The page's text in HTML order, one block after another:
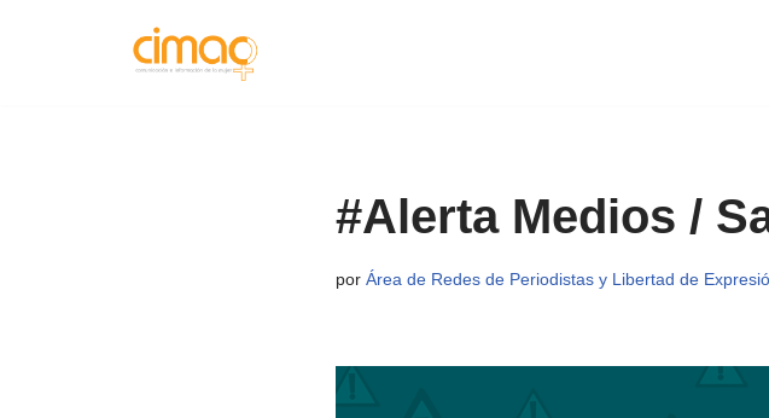
#Alerta Medios /
por Área de Redes de Periodistas y Libertad de